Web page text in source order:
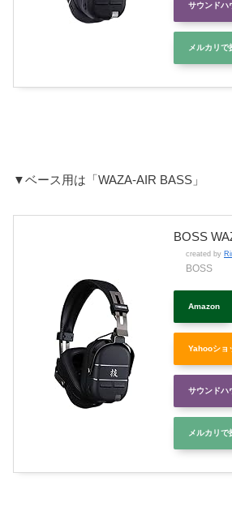
サウンドハ
メルカリで
▼ベース用は「WAZA-AIR BASS」
BOSS
created by
BOSS
Amazon
Yahooショ
サウンドハ
メルカリで